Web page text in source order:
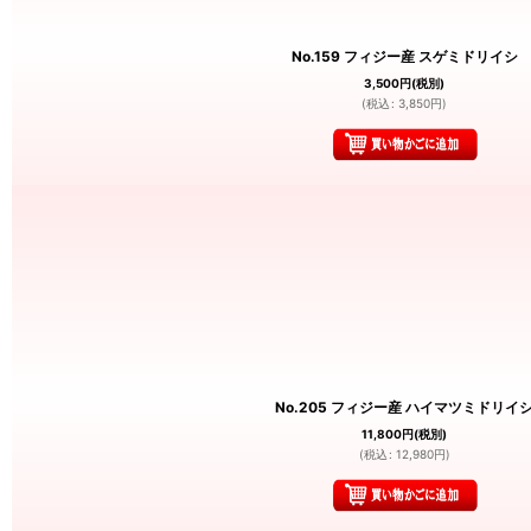
No.159 フィジー産 スゲミドリイシ
3,500円(税別)
(税込 : 3,850円)
No.205 フィジー産 ハイマツミドリイ
11,800円(税別)
(税込 : 12,980円)